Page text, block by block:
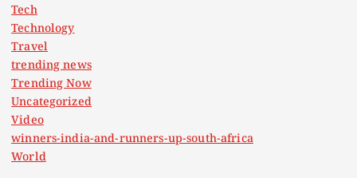
Tech
Technology
Travel
trending news
Trending Now
Uncategorized
Video
winners-india-and-runners-up-south-africa
World